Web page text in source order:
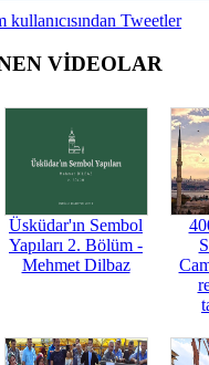
kullanıcısından Tweetler
VİDEOLAR
Üsküdar'ın Sembol
Yapıları 2. Bölüm -
Mehmet Dilbaz